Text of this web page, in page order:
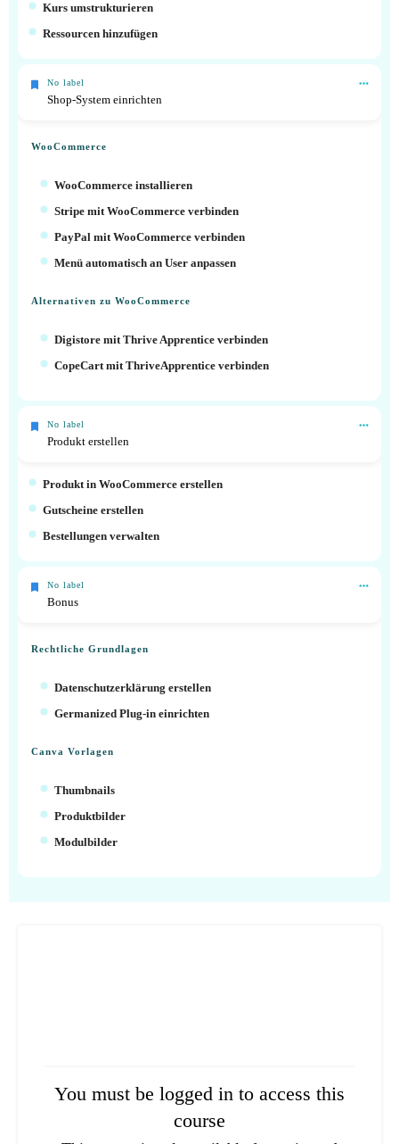
You must be logged in to access this
course
Kurs umstrukturieren
Ressourcen hinzufügen
No label
Shop-System einrichten
WooCommerce
WooCommerce installieren
Stripe mit WooCommerce verbinden
PayPal mit WooCommerce verbinden
Menü automatisch an User anpassen
Alternativen zu WooCommerce
Digistore mit Thrive Apprentice verbinden
CopeCart mit ThriveApprentice verbinden
No label
Produkt erstellen
Produkt in WooCommerce erstellen
Gutscheine erstellen
Bestellungen verwalten
No label
Bonus
Rechtliche Grundlagen
Datenschutzerklärung erstellen
Germanized Plug-in einrichten
Canva Vorlagen
Thumbnails
Produktbilder
Modulbilder